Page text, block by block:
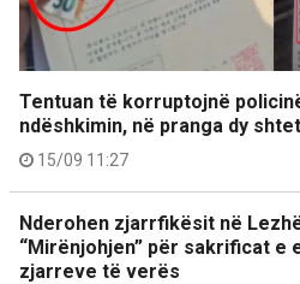
Tentuan të korruptojnë
ndëshkimin, në pranga dy
15/09 11:27
Nderohen zjarrfikësit në
“Mirënjohjen” për sakrificat e
zjarreve të verës